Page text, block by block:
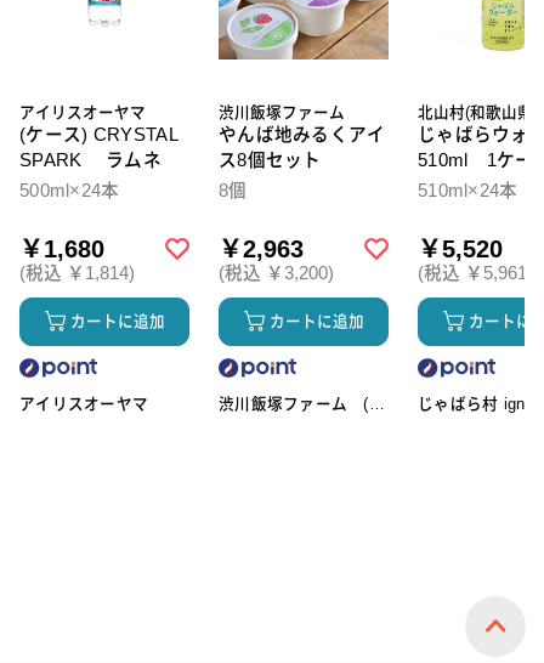
アイリスオーヤマ
(ケース) CRYSTAL
SPARK ラムネ
500ml×24本
￥1,680
(税込 ￥1,814)
カートに追加
アイリスオーヤマ
渋川飯塚ファーム
やんば地みるくアイ
ス8個セット
8個
￥2,963
(税込 ￥3,200)
カートに追加
渋川飯塚ファーム (ア
北山村(和歌山県)
じゃばらウォ
510ml 1ケー
本入
510ml×24本
￥5,520
(税込 ￥5,961)
カートに
じゃばら村